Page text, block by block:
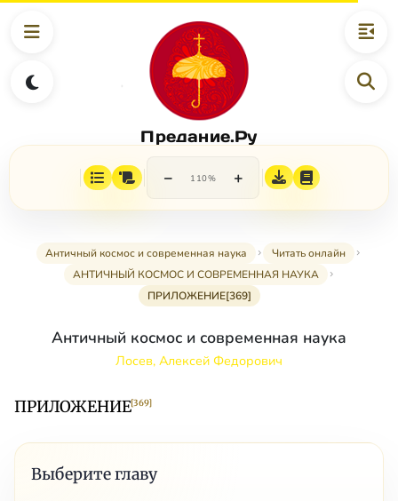
Предание.Ру
− 110% +
Античный космос и современная наука
Читать онлайн
АНТИЧНЫЙ КОСМОС И СОВРЕМЕННАЯ НАУКА
ПРИЛОЖЕНИЕ[369]
Античный космос и современная наука
Лосев, Алексей Федорович
ПРИЛОЖЕНИЕ[369]
Выберите главу